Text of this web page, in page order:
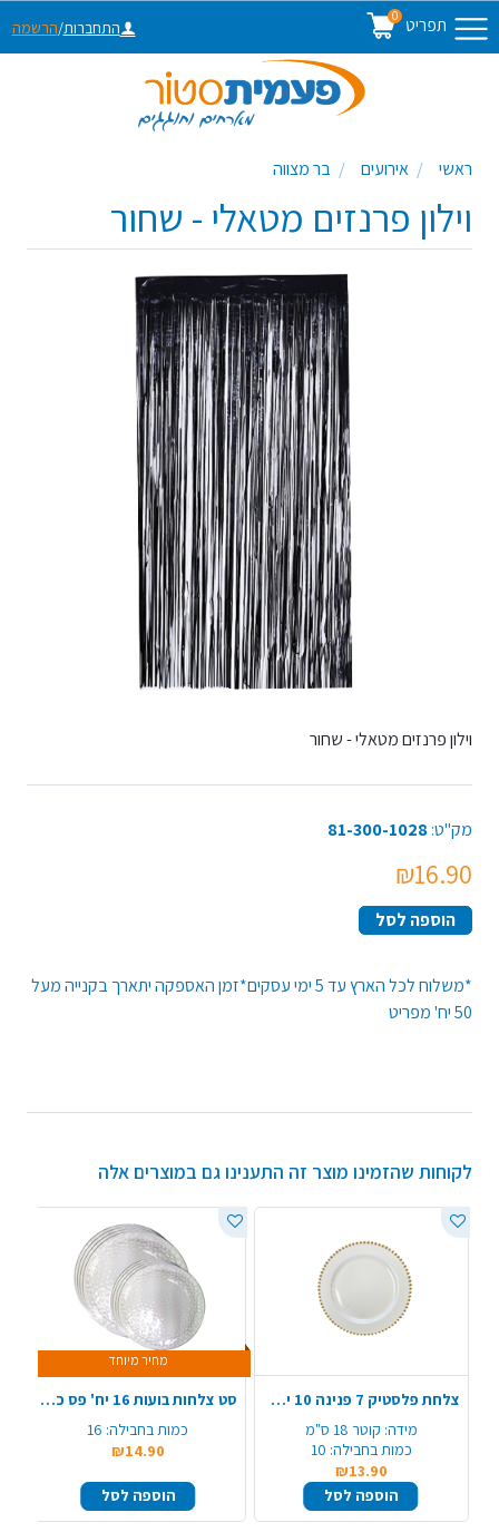
תפריט 0
התחברות/הרשמה
ראשי אירועים בר מצווה
וילון פרנזים מטאלי - שחור
וילון פרנזים מטאלי - שחור
מק"ט:81-300-1028
₪16.90
הוספה לסל
*משלוח לכל הארץ עד 5 ימי עסקים*זמן האספקה יתארך בקנייה מעל
50 יח' מפריט
לקוחות שהזמינו מוצר זה התענינו גם במוצרים אלה
צלחת פלסטיק 7 פנינה 10 יח' - לבן זהב
מידה: קוטר 18 ס"מ
כמות בחבילה: 10
₪13.90
הוספה לסל
מחיר מיוחד
סט צלחות בועות 16 יח' פס כסף - שקוף
כמות בחבילה: 16
₪14.90
הוספה לסל